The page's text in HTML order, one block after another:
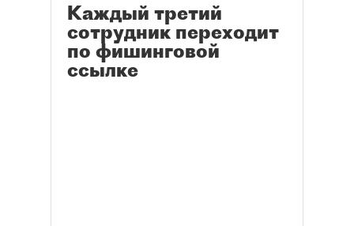
Каждый третий
сотрудник переходит
по фишинговой
ссылке